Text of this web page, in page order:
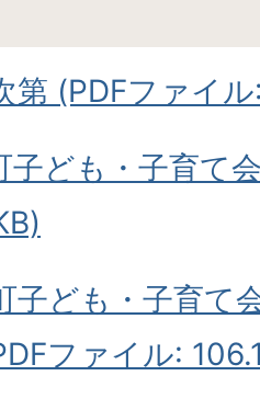
第 (PDFファイ
子ども・子育て
子ども・子育て
ファイル: